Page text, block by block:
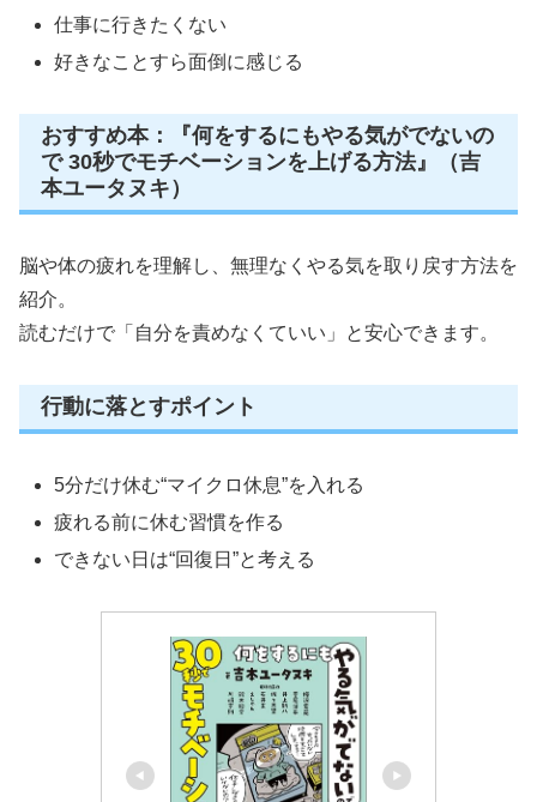
仕事に行きたくない
好きなことすら面倒に感じる
おすすめ本：『何をするにもやる気がでないの
で 30秒でモチベーションを上げる方法』（吉
本ユータヌキ）
脳や体の疲れを理解し、無理なくやる気を取り戻す方法を
紹介。
読むだけで「自分を責めなくていい」と安心できます。
行動に落とすポイント
5分だけ休む“マイクロ休息”を入れる
疲れる前に休む習慣を作る
できない日は“回復日”と考える